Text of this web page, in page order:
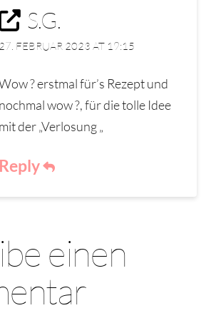
S.G.
27. FEBRUAR 2023 AT 19:15
? erstmal für’s Rezept und
nochmal wow ?, für die tolle Idee
mit der „Verlosung „
Reply
einen